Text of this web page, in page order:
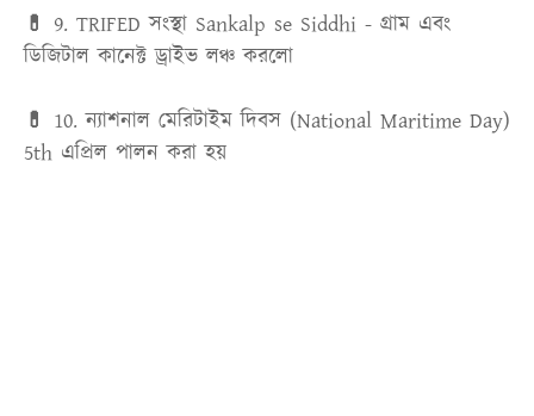
💊 9. TRIFED সংস্থা Sankalp se Siddhi - গ্রাম এবং
ডিজিটাল কানেক্ট ড্রাইভ লঞ্চ করলো
💊 10.ন্যাশনাল মেরিটাইম দিবস (National Maritime Day)
5th এপ্রিল পালন করা হয়